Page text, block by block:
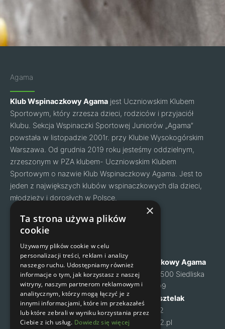
Agama
Klub Wspinaczkowy Agama jest Uczniowskim Klubem
Sportowym, który zrzesza dzieci, rodziców i przyjaciół
Klubu. Sekcja Wspinaczki Sportowej Juniorów „Agama”
powstała w listopadzie 2001r. przy Klubie Wysokogórskim
Warszawa. Od grudnia 2019 roku jesteśmy oddzielnym,
zrzeszonym w PZA klubem- Uczniowskim Klubem
Sportowym o nazwie Klub Wspinaczkowy Agama. Jest to
jeden z największych klubów wspinaczkowych dla dzieci,
młodzieży i dorosłych w Polsce.
Facebook
Instagram
O nas
Cennik
Zapisy na zajęcia
Kontakt
Regulamin
Polityka prywatności
Klub Wspinaczkowy Agama
ul. Mysia 6, 05-500 Siedliska
NIP: 1231460699
Małgorzata Kusztelak
tel. 502 637 072
m-kusztelak@o2.pl
×
Ta strona używa plików
cookie
Używamy plików cookie w celu
personalizacji treści, reklam i analizy
naszego ruchu. Udostępniamy również
informacje o tym, jak korzystasz z naszej
witryny, naszym partnerom reklamowym i
analitycznym, którzy mogą łączyć je z
innymi informacjami, które im przekazałeś
lub które zebrali w wyniku korzystania przez
Ciebie z ich usług. Dowiedz się więcej